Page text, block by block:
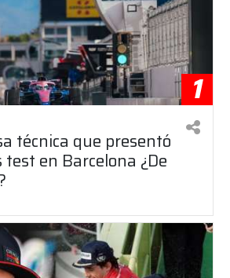
1
técnica que presentó
en Barcelona ¿De